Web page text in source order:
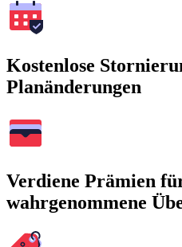
Kostenlose
Planänderungen
Verdiene Prämien
wahrgenommene